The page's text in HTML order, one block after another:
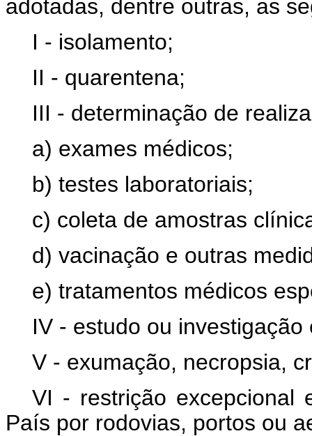
adotadas, dentre outras, as
I - isolamento;
II - quarentena;
III - determinação de
a) exames médicos;
b) testes laboratoriais;
c) coleta de amostras
d) vacinação e outras
e) tratamentos médicos
IV - estudo ou
V - exumação, necropsia,
VI - restrição excepcional
País por rodovias, portos ou